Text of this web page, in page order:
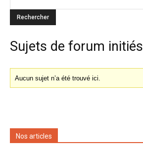
Sujets de forum initiés
Aucun sujet n’a été trouvé ici.
Nos articles